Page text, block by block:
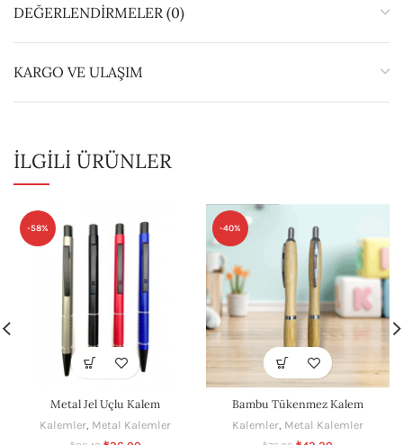
DEĞERLENDIRMELER (0)
KARGO VE ULAŞIM
İLGILI ÜRÜNLER
-58%
Metal Jel Uçlu Kalem
Kalemler, Metal Kalemler
-40%
Bambu Tükenmez Kalem
Kalemler, Metal Kalemler